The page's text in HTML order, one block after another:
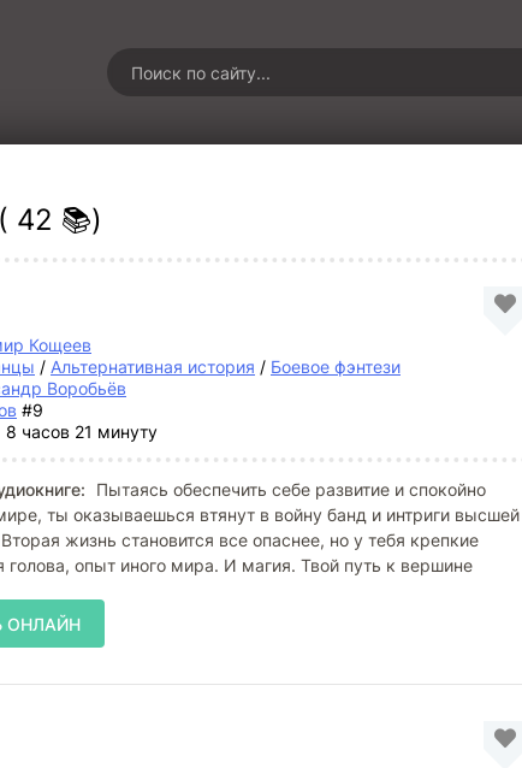
42 📚)
Кощеев
/ Альтернативная история / Боевое фэнтези
Воробьёв
#9
8 часов 21 минуту
Пытаясь обеспечить себе развитие и спокойно
ты оказываешься втянут в войну банд и интриги высшей
жизнь становится все опаснее, но у тебя крепкие
голова, опыт иного мира. И магия. Твой путь к вершине
ОНЛАЙН